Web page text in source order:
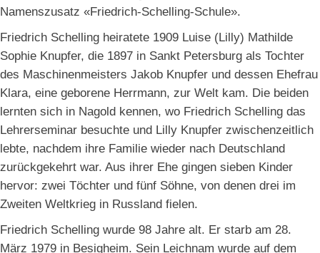
Namenszusatz «Friedrich-Schelling-Schule».
Friedrich Schelling heiratete 1909 Luise (Lilly) Mathilde
Sophie Knupfer, die 1897 in Sankt Petersburg als Tochter
des Maschinenmeisters Jakob Knupfer und dessen Ehefrau
Klara, eine geborene Herrmann, zur Welt kam. Die beiden
lernten sich in Nagold kennen, wo Friedrich Schelling das
Lehrerseminar besuchte und Lilly Knupfer zwischenzeitlich
lebte, nachdem ihre Familie wieder nach Deutschland
zurückgekehrt war. Aus ihrer Ehe gingen sieben Kinder
hervor: zwei Töchter und fünf Söhne, von denen drei im
Zweiten Weltkrieg in Russland fielen.
Friedrich Schelling wurde 98 Jahre alt. Er starb am 28.
März 1979 in Besigheim. Sein Leichnam wurde auf dem